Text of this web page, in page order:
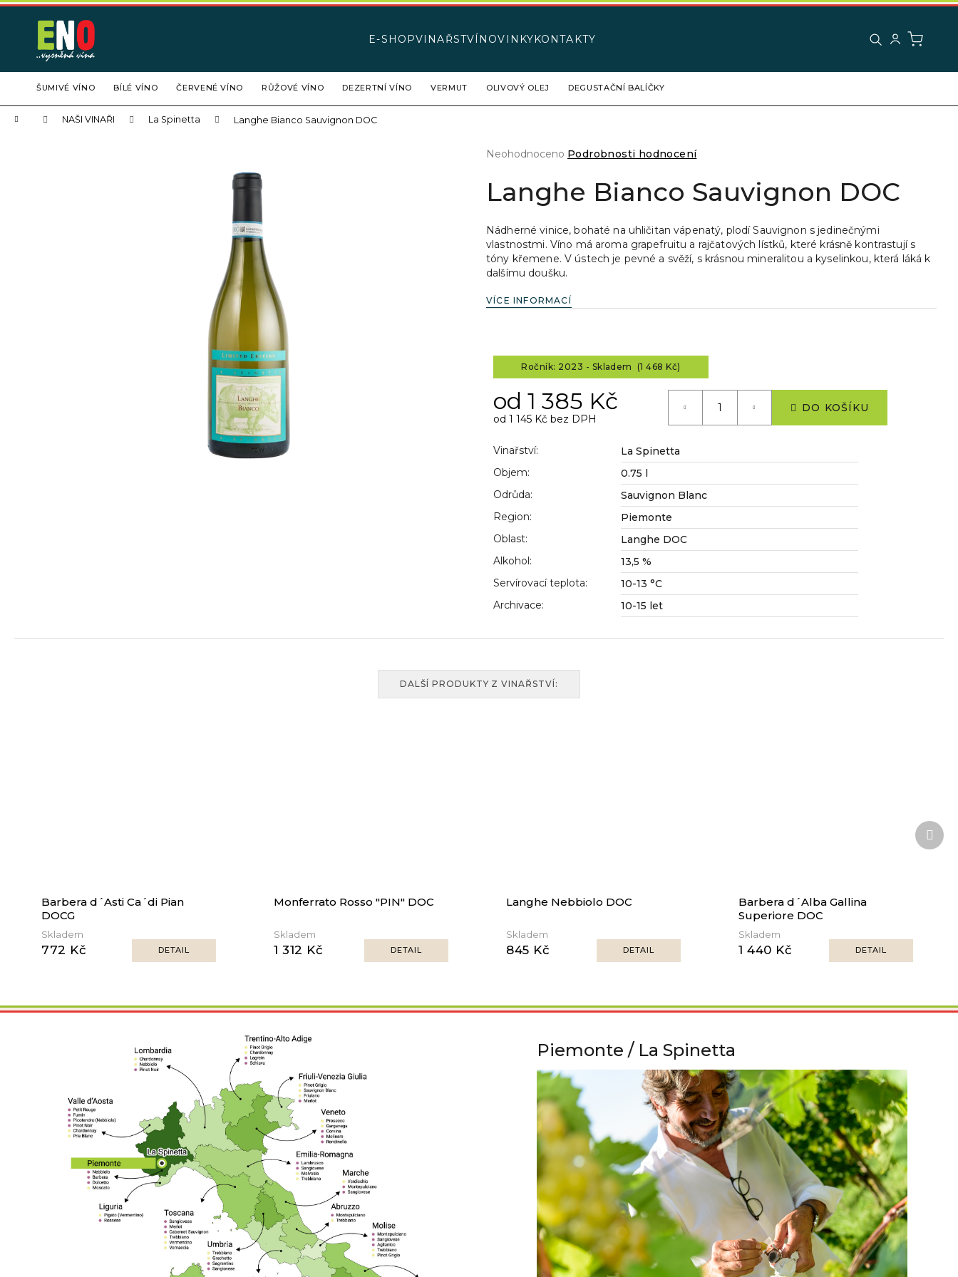
Přejít
E-SHOPVINAŘSTVÍ NOVINKYKONTAKTY
ŠUMIVÉ VÍNO BÍLÉ VÍNO ČERVENÉ VÍNO RŮŽOVÉ VÍNO DEZERTNÍ VÍNO VERMUT OLIVOVÝ OLEJ DEGUSTAČNÍ BALÍČKY
Domů NAŠI VINAŘI La Spinetta Langhe Bianco Sauvignon DOC
Průměrné
produktu
5
hvězdiček.
Neohodnoceno Podrobnosti hodnocení
Langhe Bianco Sauvignon DOC
Nádherné vinice, bohaté na uhličitan vápenatý, plodí Sauvignon s jedinečnými
vlastnostmi. Víno má aroma grapefruitu a rajčatových lístků, které krásně kontrastují s
tóny křemene. V ústech je pevné a svěží, s krásnou mineralitou a kyselinkou, která láká k
dalšímu doušku.
VÍCE INFORMACÍ
Ročník: 2023 - Skladem (1 468 Kč)
od 1 385 Kč
od 1 145 Kč bez DPH
cena:
DO KOŠÍKU
Vinařství:
La Spinetta
Objem:
0.75 l
Odrůda:
Sauvignon Blanc
Region:
Piemonte
Oblast:
Langhe DOC
Alkohol:
13,5 %
Servírovací teplota:
10-13 °C
Archivace: 10-15 let
DALŠÍ PRODUKTY Z VINAŘSTVÍ:
Barbera d´Asti Ca´di Pian
DOCG
Skladem
772 Kč DETAIL
Monferrato Rosso "PIN" DOC
Skladem
1 312 Kč DETAIL
Langhe Nebbiolo DOC
Skladem
845 Kč DETAIL
Barbera d´Alba Gallina
Superiore DOC
Skladem
1 440 Kč DETAIL
Další
Piemonte / La Spinetta
K
Zpět
do
Zpět
do
Co potřebujete najít?